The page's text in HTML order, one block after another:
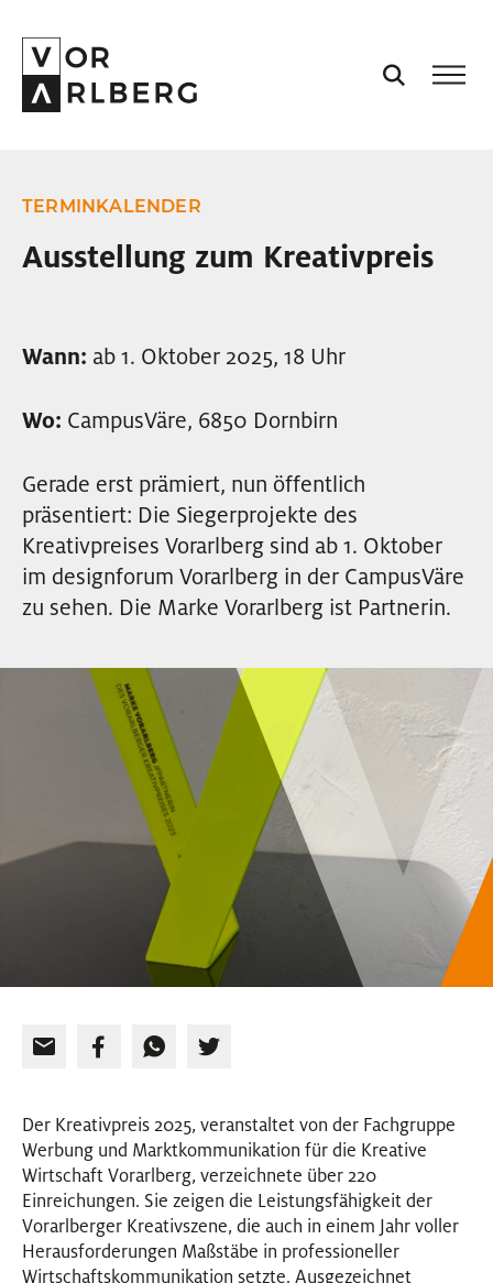
EVENTS
NEWSLETTER
TERMINKALENDER
Ausstellung zum Kreativpreis
Wann: ab 1. Oktober 2025, 18 Uhr
Wo: CampusVäre, 6850 Dornbirn
Gerade erst prämiert, nun öffentlich
präsentiert: Die Siegerprojekte des
Kreativpreises Vorarlberg sind ab 1. Oktober
im designforum Vorarlberg in der CampusVäre
zu sehen. Die Marke Vorarlberg ist Partnerin.
Der Kreativpreis 2025, veranstaltet von der Fachgruppe
Werbung und Marktkommunikation für die Kreative
Wirtschaft Vorarlberg, verzeichnete über 220
Einreichungen. Sie zeigen die Leistungsfähigkeit der
Vorarlberger Kreativszene, die auch in einem Jahr voller
Herausforderungen Maßstäbe in professioneller
Wirtschaftskommunikation setzte. Ausgezeichnet